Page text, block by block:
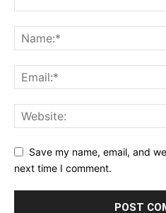
Save my name, email, and
next time I comment.